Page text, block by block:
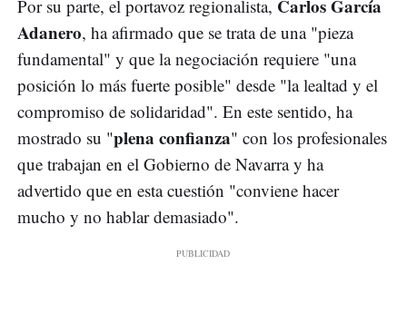
Por su parte, el portavoz regionalista, Carlos García
Adanero, ha afirmado que se trata de una "pieza
fundamental" y que la negociación requiere "una
posición lo más fuerte posible" desde "la lealtad y el
compromiso de solidaridad". En este sentido, ha
mostrado su "plena confianza" con los profesionales
que trabajan en el Gobierno de Navarra y ha
advertido que en esta cuestión "conviene hacer
mucho y no hablar demasiado".